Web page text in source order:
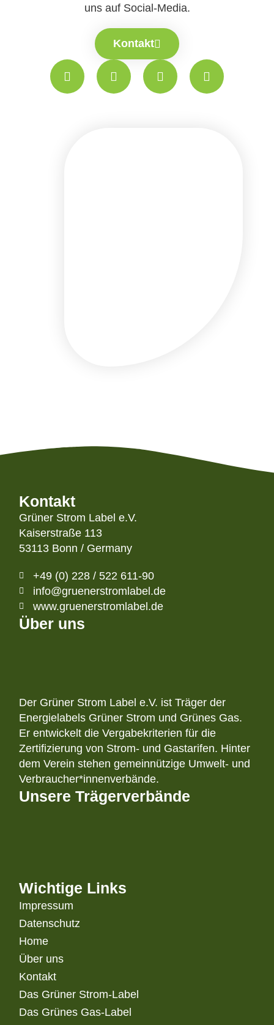
uns auf Social-Media.
Kontakt
Kontakt
Grüner Strom Label e.V.
Kaiserstraße 113
53113 Bonn / Germany
+49 (0) 228 / 522 611-90
info@gruenerstromlabel.de
www.gruenerstromlabel.de
Über uns
Der Grüner Strom Label e.V. ist Träger der
Energielabels Grüner Strom und Grünes Gas.
Er entwickelt die Vergabekriterien für die
Zertifizierung von Strom- und Gastarifen. Hinter
dem Verein stehen gemeinnützige Umwelt- und
Verbraucher*innenverbände.
Unsere Trägerverbände
Wichtige Links
Impressum
Datenschutz
Home
Über uns
Kontakt
Das Grüner Strom-Label
Das Grünes Gas-Label